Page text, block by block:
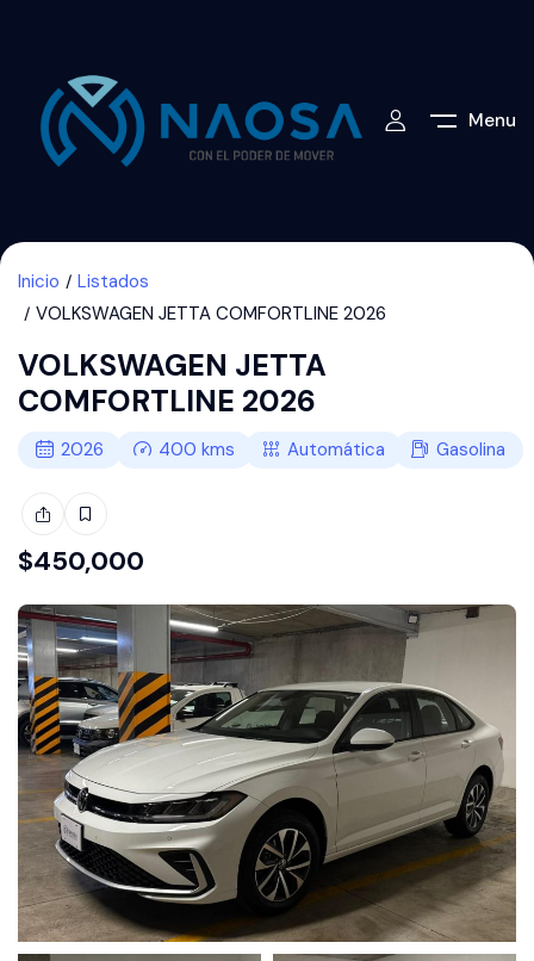
Menu
Inicio
Listados
VOLKSWAGEN JETTA COMFORTLINE 2026
VOLKSWAGEN JETTA
COMFORTLINE 2026
2026 400 kms Automática Gasolina
$450,000